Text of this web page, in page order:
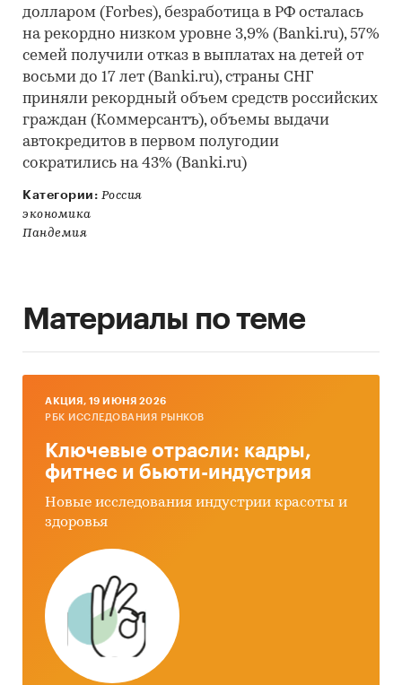
долларом (Forbes), безработица в РФ осталась
на рекордно низком уровне 3,9% (Banki.ru), 57%
семей получили отказ в выплатах на детей от
восьми до 17 лет (Banki.ru), страны СНГ
приняли рекордный объем средств российских
граждан (Коммерсантъ), объемы выдачи
автокредитов в первом полугодии
сократились на 43% (Banki.ru)
Категории: Россия
экономика
Пандемия
Материалы по теме
AКЦИЯ, 19 ИЮНЯ 2026
РБК ИССЛЕДОВАНИЯ РЫНКОВ
Ключевые отрасли: кадры,
фитнес и бьюти-индустрия
Новые исследования индустрии красоты и
здоровья